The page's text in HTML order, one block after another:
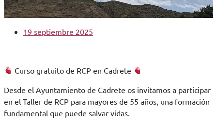
19 septiembre 2025
Curso gratuito de RCP en Cadrete
Desde el Ayuntamiento de Cadrete os invitamos a participar
en el Taller de RCP para mayores de 55 años, una formación
fundamental que puede salvar vidas.